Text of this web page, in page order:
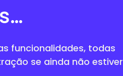
funcionalidades, todas
se ainda não estiver